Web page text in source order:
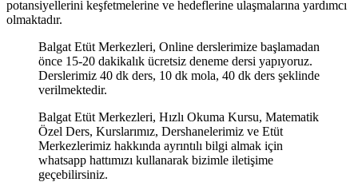
potansiyellerini keşfetmelerine ve hedeflerine ulaşmalarına yardımcı
olmaktadır.
Balgat Etüt Merkezleri, Online derslerimize başlamadan
önce 15-20 dakikalık ücretsiz deneme dersi yapıyoruz.
Derslerimiz 40 dk ders, 10 dk mola, 40 dk ders şeklinde
verilmektedir.
Balgat Etüt Merkezleri, Hızlı Okuma Kursu, Matematik
Özel Ders, Kurslarımız, Dershanelerimiz ve Etüt
Merkezlerimiz hakkında ayrıntılı bilgi almak için
whatsapp hattımızı kullanarak bizimle iletişime
geçebilirsiniz.